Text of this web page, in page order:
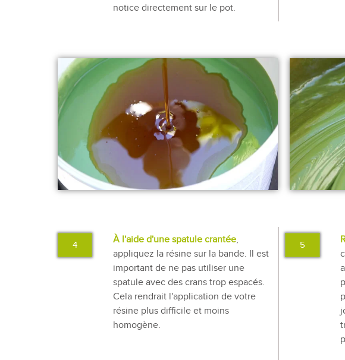
notice directement sur le pot.
4 À l'aide d'une spatule crantée,
appliquez la résine sur la bande. Il est
important de ne pas utiliser une
spatule avec des crans trop espacés.
Cela rendrait l'application de votre
résine plus difficile et moins
homogène.
5